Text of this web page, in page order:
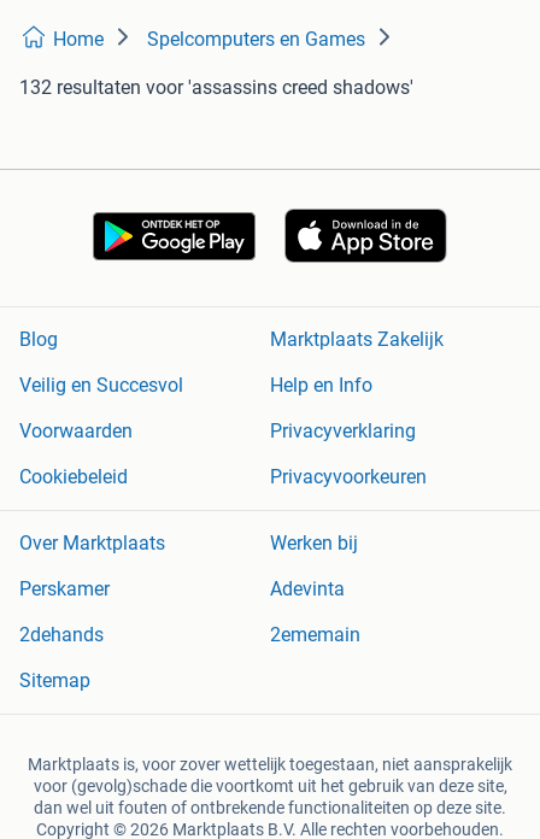
Home Spelcomputers en Games
132 resultaten voor 'assassins creed shadows'
Blog
Marktplaats Zakelijk
Veilig en Succesvol
Help en Info
Voorwaarden
Privacyverklaring
Cookiebeleid
Privacyvoorkeuren
Over Marktplaats
Werken bij
Perskamer
Adevinta
2dehands
2ememain
Sitemap
Marktplaats is, voor zover wettelijk toegestaan, niet aansprakelijk
voor (gevolg)schade die voortkomt uit het gebruik van deze site,
dan wel uit fouten of ontbrekende functionaliteiten op deze site.
Copyright © 2026 Marktplaats B.V. Alle rechten voorbehouden.